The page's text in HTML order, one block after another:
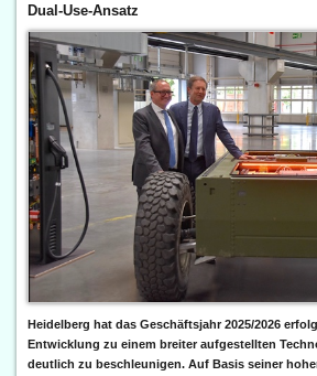
Dual-Use-Ansatz
Heidelberg hat das Geschäftsjahr 2025/2026
Entwicklung zu einem breiter aufgestellten
deutlich zu beschleunigen. Auf Basis seiner